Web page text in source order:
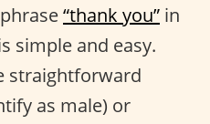
“thank you” in
simple and easy.
straightforward
as male) or